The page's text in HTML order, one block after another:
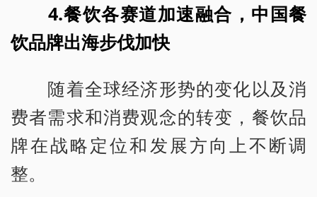
4.餐饮各赛道加速融合，中国餐
饮品牌出海步伐加快
随着全球经济形势的变化以及消
费者需求和消费观念的转变，餐饮品
牌在战略定位和发展方向上不断调
整。